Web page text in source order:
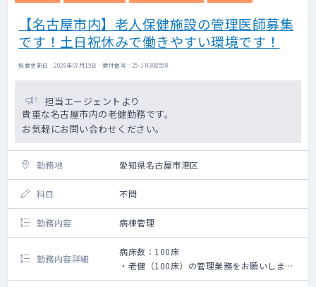
常駐の心理士がおりますので、カウンセリン
グをご案内いただくことが可能です。
【名古屋市内】老人保健施設の管理医師募集
です！土日祝休みで働きやすい環境です！
掲載更新日 : 2026年07月15日 案件番号 : 25-JH308558
担当エージェントより
貴重な名古屋市内の老健勤務です。
お気軽にお問い合わせください。
勤務地 愛知県名古屋市港区
科目 不問
勤務内容 病棟管理
勤務内容詳細
病床数：100床
・老健（100床）の管理業務をお願いしま
す。